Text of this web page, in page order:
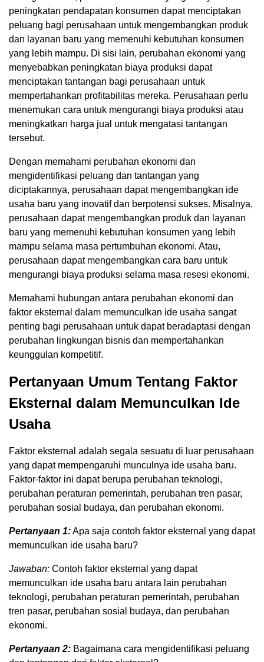
peningkatan pendapatan konsumen dapat menciptakan
peluang bagi perusahaan untuk mengembangkan produk
dan layanan baru yang memenuhi kebutuhan konsumen
yang lebih mampu. Di sisi lain, perubahan ekonomi yang
menyebabkan peningkatan biaya produksi dapat
menciptakan tantangan bagi perusahaan untuk
mempertahankan profitabilitas mereka. Perusahaan perlu
menemukan cara untuk mengurangi biaya produksi atau
meningkatkan harga jual untuk mengatasi tantangan
tersebut.
Dengan memahami perubahan ekonomi dan
mengidentifikasi peluang dan tantangan yang
diciptakannya, perusahaan dapat mengembangkan ide
usaha baru yang inovatif dan berpotensi sukses. Misalnya,
perusahaan dapat mengembangkan produk dan layanan
baru yang memenuhi kebutuhan konsumen yang lebih
mampu selama masa pertumbuhan ekonomi. Atau,
perusahaan dapat mengembangkan cara baru untuk
mengurangi biaya produksi selama masa resesi ekonomi.
Memahami hubungan antara perubahan ekonomi dan
faktor eksternal dalam memunculkan ide usaha sangat
penting bagi perusahaan untuk dapat beradaptasi dengan
perubahan lingkungan bisnis dan mempertahankan
keunggulan kompetitif.
Pertanyaan Umum Tentang Faktor
Eksternal dalam Memunculkan Ide
Usaha
Faktor eksternal adalah segala sesuatu di luar perusahaan
yang dapat mempengaruhi munculnya ide usaha baru.
Faktor-faktor ini dapat berupa perubahan teknologi,
perubahan peraturan pemerintah, perubahan tren pasar,
perubahan sosial budaya, dan perubahan ekonomi.
Pertanyaan 1:Apa saja contoh faktor eksternal yang dapat
memunculkan ide usaha baru?
Jawaban: Contoh faktor eksternal yang dapat
memunculkan ide usaha baru antara lain perubahan
teknologi, perubahan peraturan pemerintah, perubahan
tren pasar, perubahan sosial budaya, dan perubahan
ekonomi.
Pertanyaan 2: Bagaimana cara mengidentifikasi peluang